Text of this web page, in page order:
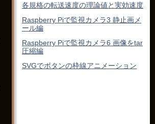
各規格の転送速度の理論値と実効速度
Raspberry Piで監視カメラ3 静止画メ
ール編
Raspberry Piで監視カメラ6 画像をtar
圧縮編
SVGでボタンの枠線アニメーション